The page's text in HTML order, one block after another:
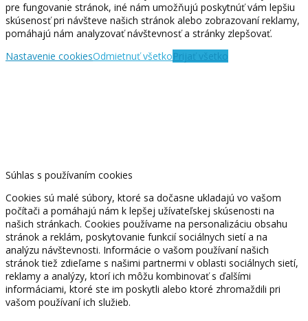
pre fungovanie stránok, iné nám umožňujú poskytnúť vám lepšiu
skúsenosť pri návšteve našich stránok alebo zobrazovaní reklamy,
pomáhajú nám analyzovať návštevnosť a stránky zlepšovať.
Nastavenie cookiesOdmietnuť všetkoPrijať všetko
Súhlas s používaním cookies
Cookies sú malé súbory, ktoré sa dočasne ukladajú vo vašom
počítači a pomáhajú nám k lepšej užívateľskej skúsenosti na
našich stránkach. Cookies používame na personalizáciu obsahu
stránok a reklám, poskytovanie funkcií sociálnych sietí a na
analýzu návštevnosti. Informácie o vašom používaní našich
stránok tiež zdieľame s našimi partnermi v oblasti sociálnych sietí,
reklamy a analýzy, ktorí ich môžu kombinovať s ďalšími
informáciami, ktoré ste im poskytli alebo ktoré zhromaždili pri
vašom používaní ich služieb.